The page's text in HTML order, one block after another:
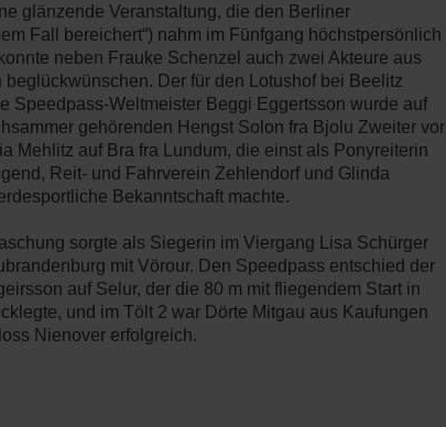
glänzende Veranstaltung, die den Berliner
Fall bereichert“) nahm im Fünfgang höchstpersönlich
neben Frauke Schenzel auch zwei Akteure aus
Der für den Lotushof bei Beelitz
Speedpass-Weltmeister Beggi Eggertsson wurde auf
gehörenden Hengst Solon fra Bjolu Zweiter vor
Mehlitz auf Bra fra Lundum, die einst als Ponyreiterin
Reit- und Fahrverein Zehlendorf und Glinda
Bekanntschaft machte.
sorgte als Siegerin im Viergang Lisa Schürger
mit Vörour. Den Speedpass entschied der
auf Selur, der die 80 m mit fliegendem Start in
und im Tölt 2 war Dörte Mitgau aus Kaufungen
Nienover erfolgreich.